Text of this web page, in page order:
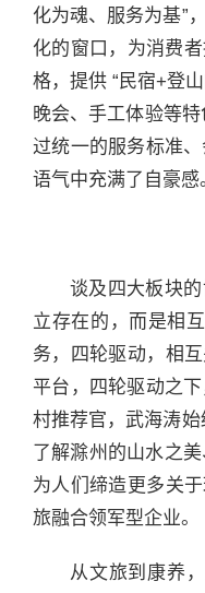
化为魂、服务为基”
化的窗口，为消费
格，提供 “民宿+登
晚会、手工体验等特
过统一的服务标准
语气中充满了自豪感
谈及四大板块
立存在的，而是相
务，四轮驱动，相
平台，四轮驱动之
村推荐官，武海涛
了解滁州的山水之
为人们缔造更多关
旅融合领军型企业。
从文旅到康养